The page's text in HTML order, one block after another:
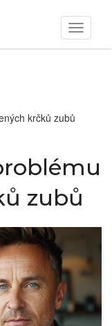
Zobrazit
navigaci
krčků zubů
zubů